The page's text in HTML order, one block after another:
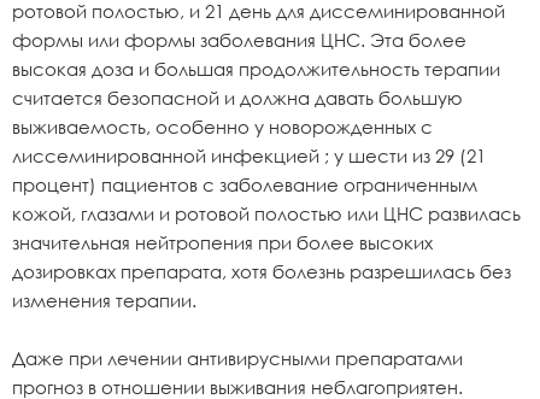
ротовой полостью, и 21 день для диссеминированной
формы или формы заболевания ЦНС. Эта более
высокая доза и большая продолжительность терапии
считается безопасной и должна давать большую
выживаемость, особенно у новорожденных с
лиссеминированной инфекцией ; у шести из 29 (21
процент) пациентов с заболевание ограниченным
кожой, глазами и ротовой полостью или ЦНС развилась
значительная нейтропения при более высоких
дозировках препарата, хотя болезнь разрешилась без
изменения терапии.
Даже при лечении антивирусными препаратами
прогноз в отношении выживания неблагоприятен.